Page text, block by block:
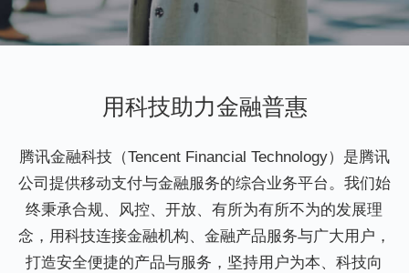
用科技助力金融普惠
腾讯金融科技（Tencent Financial Technology）是腾讯
公司提供移动支付与金融服务的综合业务平台。我们始
终秉承合规、风控、开放、有所为有所不为的发展理
念，用科技连接金融机构、金融产品服务与广大用户，
打造安全便捷的产品与服务，坚持用户为本、科技向